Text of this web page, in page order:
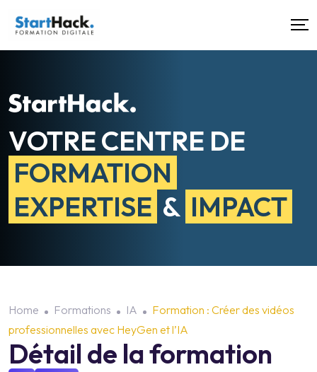
VOTRE CENTRE DE
FORMATION
EXPERTISE & IMPACT
Home Formations IA
Formation : Créer des vidéos
professionnelles avec HeyGen et l’IA
Détail de la formation